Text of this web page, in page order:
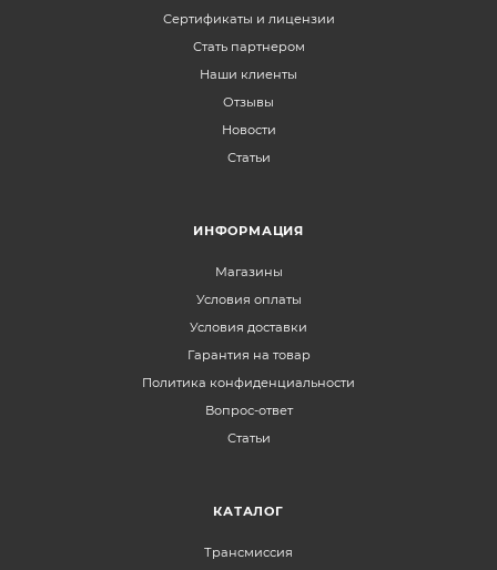
Сертификаты и лицензии
Стать партнером
Наши клиенты
Отзывы
Новости
Статьи
ИНФОРМАЦИЯ
Магазины
Условия оплаты
Условия доставки
Гарантия на товар
Политика конфиденциальности
Вопрос-ответ
Статьи
КАТАЛОГ
Трансмиссия